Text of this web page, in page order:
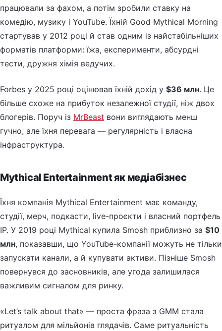
працювали за фахом, а потім зробили ставку на
комедію, музику і YouTube. Їхній Good Mythical Morning
стартував у 2012 році й став одним із найстабільніших
форматів платформи: їжа, експерименти, абсурдні
тести, дружня хімія ведучих.
Forbes у 2025 році оцінював їхній дохід у $36 млн. Це
більше схоже на прибуток незалежної студії, ніж двох
блогерів. Поруч із MrBeast вони виглядають менш
гучно, але їхня перевага — регулярність і власна
інфраструктура.
Mythical Entertainment як медіабізнес
Їхня компанія Mythical Entertainment має команду,
студії, мерч, подкасти, live-проєкти і власний портфель
IP. У 2019 році Mythical купила Smosh приблизно за $10
млн, показавши, що YouTube-компанії можуть не тільки
запускати канали, а й купувати активи. Пізніше Smosh
повернувся до засновників, але угода залишилася
важливим сигналом для ринку.
«Let’s talk about that» — проста фраза з GMM стала
ритуалом для мільйонів глядачів. Саме ритуальність